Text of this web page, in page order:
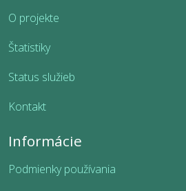
O projekte
Štatistiky
Status služieb
Kontakt
Informácie
Podmienky používania